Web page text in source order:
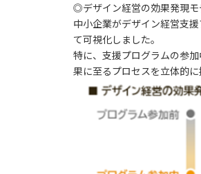
◎デザイン経営の効果発現モ
中小企業がデザイン経営支
て可視化しました。
特に、支援プログラムの参
果に至るプロセスを立体的に